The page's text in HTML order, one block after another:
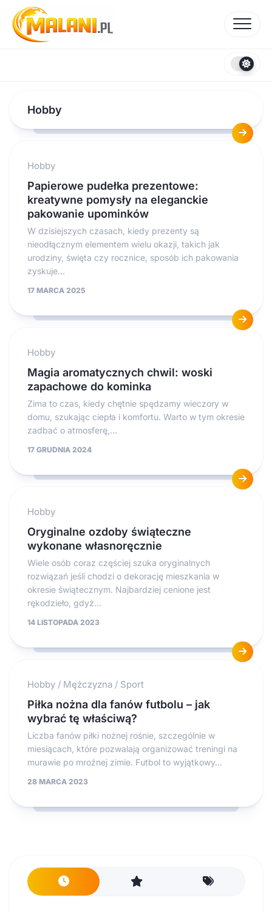
content
Hobby
Hobby
Papierowe pudełka prezentowe:
kreatywne pomysły na eleganckie
pakowanie upominków
W dzisiejszych czasach, kiedy prezenty są
nieodłącznym elementem wielu okazji, takich jak
urodziny, święta czy rocznice, sposób ich pakowania
zyskuje...
17 MARCA 2025
Hobby
Magia aromatycznych chwil: woski
zapachowe do kominka
Zima to czas, kiedy chętnie spędzamy wieczory w
domu, szukając ciepła i komfortu. Warto w tym okresie
zadbać o atmosferę,...
17 GRUDNIA 2024
Hobby
Oryginalne ozdoby świąteczne
wykonane własnoręcznie
Wiele osób coraz częściej szuka oryginalnych
rozwiązań jeśli chodzi o dekorację mieszkania w
okresie świątecznym. Najbardziej cenione jest
rękodzieło, gdyż...
14 LISTOPADA 2023
Hobby / Mężczyzna / Sport
Piłka nożna dla fanów futbolu – jak
wybrać tę właściwą?
Liczba fanów piłki nożnej rośnie, szczególnie w
miesiącach, które pozwalają organizować treningi na
murawie po mroźnej zimie. Futbol to wyjątkowy...
28 MARCA 2023